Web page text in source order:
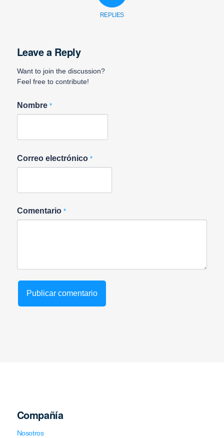
REPLIES
Leave a Reply
Want to join the discussion?
Feel free to contribute!
Nombre *
Correo electrónico *
Comentario *
Compañía
Nosotros